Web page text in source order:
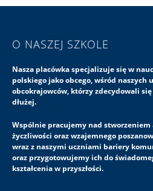
O NASZEJ SZKOLE
Nasza placówka specjalizuje się w
polskiego jako obcego, wśród naszych
obcokrajowców, którzy zdecydowali
dłużej.
Wspólnie pracujemy nad
życzliwości oraz wzajemnego
wraz z naszymi uczniami bariery
oraz przygotowujemy ich do
kształcenia w przyszłości.